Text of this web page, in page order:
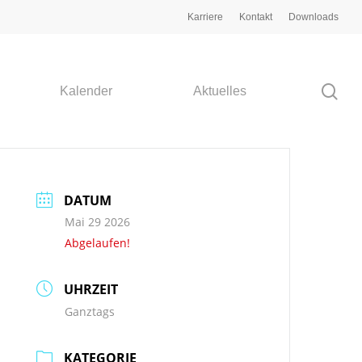
Karriere Kontakt Downloads
Kalender Aktuelles
DATUM
Mai 29 2026
Abgelaufen!
UHRZEIT
Ganztags
KATEGORIE